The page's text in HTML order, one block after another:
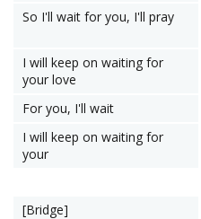
So I'll wait for you, I'll pray
I will keep on waiting for
your love
For you, I'll wait
I will keep on waiting for
your
[Bridge]